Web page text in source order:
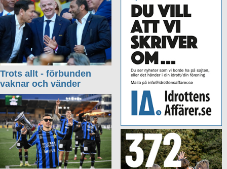
Trots allt - förbunden
vaknar och vänder